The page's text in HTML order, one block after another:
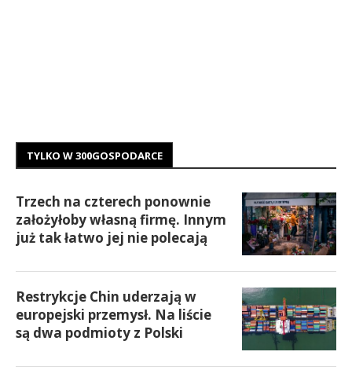
TYLKO W 300GOSPODARCE
Trzech na czterech ponownie
założyłoby własną firmę. Innym
już tak łatwo jej nie polecają
Restrykcje Chin uderzają w
europejski przemysł. Na liście
są dwa podmioty z Polski